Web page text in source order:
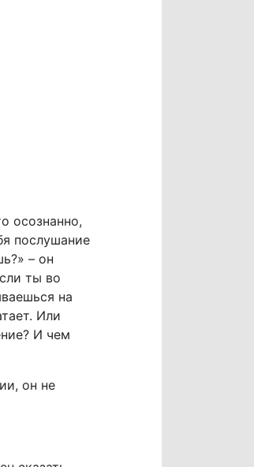
осознанно,
послушание
– он
ты во
на
Или
И чем
он не